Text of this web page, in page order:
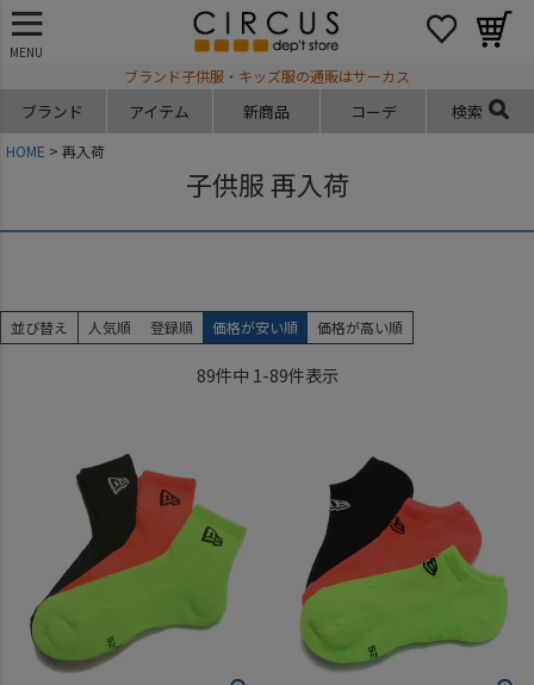
MENU
ブランド子供服・キッズ服の通販はサーカス
ブランド アイテム 新商品 コーデ 検索
HOME 再入荷
子供服 再入荷
並び替え 人気順 登録順 価格が安い順 価格が高い順
89件中 1-89件表示